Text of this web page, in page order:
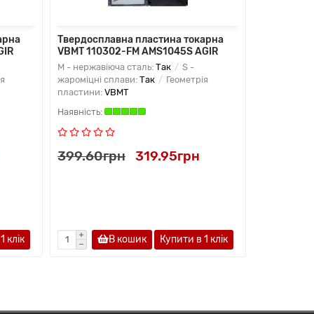
клiк
Твердосплавна пластина токарна
VBMT 110302-FM AMS1045S AGIR
M - нержавіюча сталь: Так
S -
жароміцні сплави: Так
Геометрія
пластини: VBMT
399.60грн 319.95грн
В кошик Купити в 1 клiк